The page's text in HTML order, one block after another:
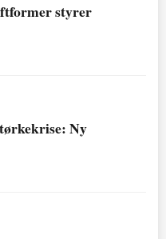
styrer
Ny